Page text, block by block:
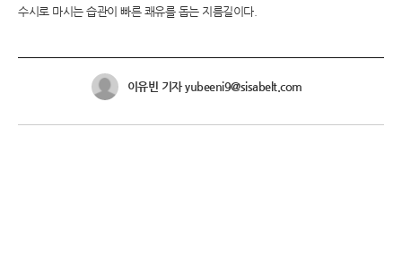
수시로 마시는 습관이 빠른 쾌유를 돕는 지름길이다.
이유빈 기자 yubeeni9@sisabelt.com